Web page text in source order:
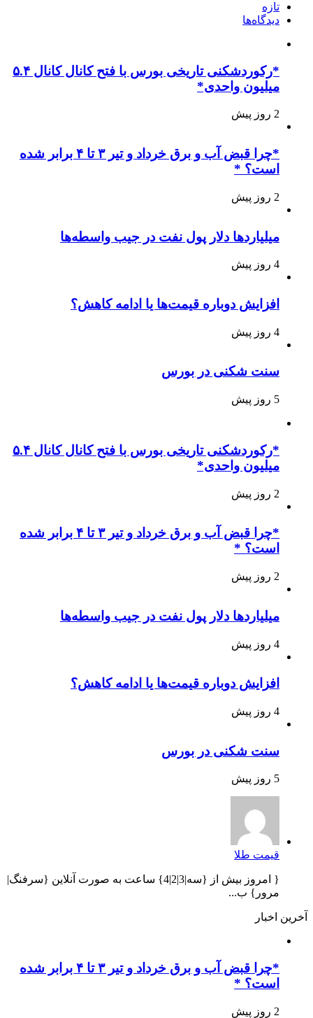
تازه
دیدگاه‌ها
*رکوردشکنی تاریخی بورس با فتح کانال کانال ۵.۴
میلیون واحدی*
2 روز پیش
*چرا قبض آب و برق خرداد و تیر ۳ تا ۴ برابر شده
است؟ *
2 روز پیش
میلیاردها دلار پول نفت در جیب واسطه‌ها
4 روز پیش
افزایش دوباره قیمت‌ها یا ادامه کاهش؟
4 روز پیش
سنت شکنی در بورس
5 روز پیش
*رکوردشکنی تاریخی بورس با فتح کانال کانال ۵.۴
میلیون واحدی*
2 روز پیش
*چرا قبض آب و برق خرداد و تیر ۳ تا ۴ برابر شده
است؟ *
2 روز پیش
میلیاردها دلار پول نفت در جیب واسطه‌ها
4 روز پیش
افزایش دوباره قیمت‌ها یا ادامه کاهش؟
4 روز پیش
سنت شکنی در بورس
5 روز پیش
قیمت طلا
{ امروز بیش از {سه|3|2|4} ساعت به صورت آنلاین {سرفنگ|
مرور} ب...
آخرین اخبار
*چرا قبض آب و برق خرداد و تیر ۳ تا ۴ برابر شده
است؟ *
2 روز پیش